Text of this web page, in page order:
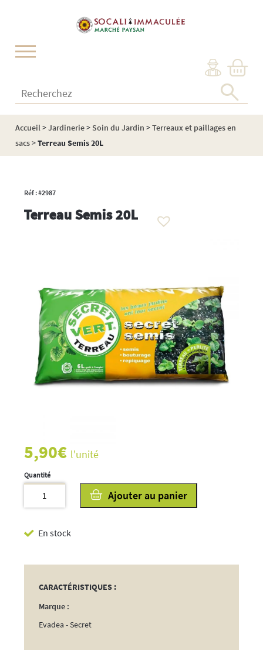
Recherchez :
Accueil>Jardinerie> Soin du Jardin >Terreaux et paillages en
sacs>Terreau Semis 20L
Réf : #2987
Terreau Semis 20L
5,90€ l'unité
En stock
Semis
Ajouter au panier
CARACTÉRISTIQUES :
Marque :
Evadea - Secret